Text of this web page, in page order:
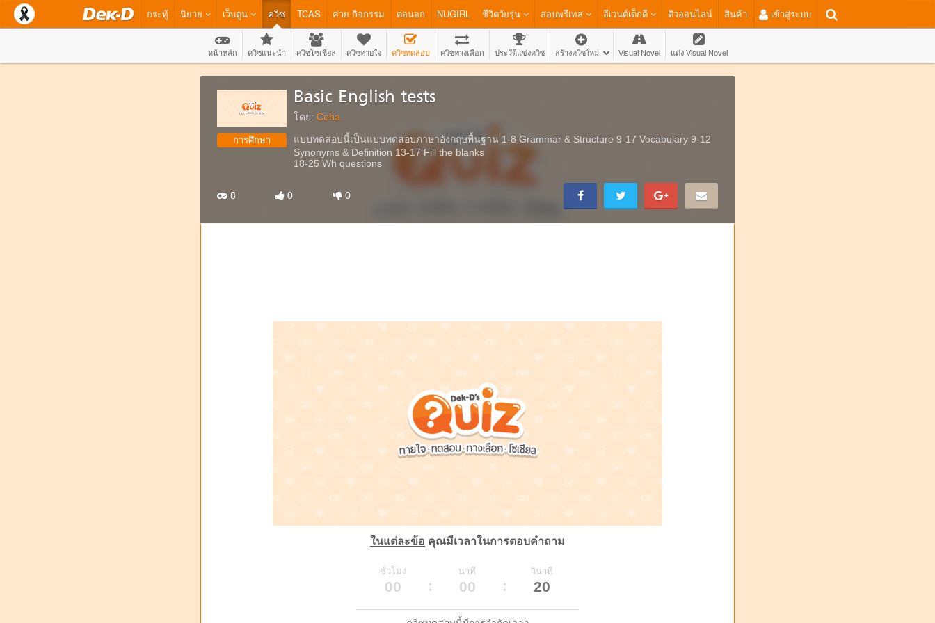
กระทู้ นิยาย เว็บตูน ควิซ TCAS ค่าย กิจกรรม ต่อนอก NUGIRL ชีวิตวัยรุ่น สอบพรีเทส อีเวนต์เด็กดี ติวออนไลน์ สินค้า เข้าสู่ระบบ
หน้าหลัก ควิซแนะนำ ควิซโซเชียล ควิซทายใจ ควิซทดสอบ ควิซทางเลือก ประวัติแข่งควิซ สร้างควิซใหม่ Visual Novel แต่ง Visual Novel
การศึกษา
Basic English tests
โดย: Coha
แบบทดสอบนี้เป็นแบบทดสอบภาษาอังกฤษพื้นฐาน 1-8 Grammar & Structure 9-17 Vocabulary 9-12
Synonyms & Definition 13-17 Fill the blanks
18-25 Wh questions
8 0 0
ในแต่ละข้อ คุณมีเวลาในการตอบคำถาม
ชั่วโมง นาที วินาที
00 00 20